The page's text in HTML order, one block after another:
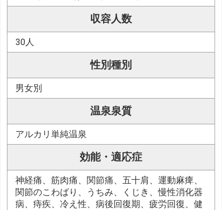
収容人数
30人
性別種別
男女別
温泉泉質
アルカリ単純温泉
効能・適応症
神経痛、筋肉痛、関節痛、五十肩、運動麻痺、
関節のこわばり、うちみ、くじき、慢性消化器
病、痔疾、冷え性、病後回復期、疲労回復、健